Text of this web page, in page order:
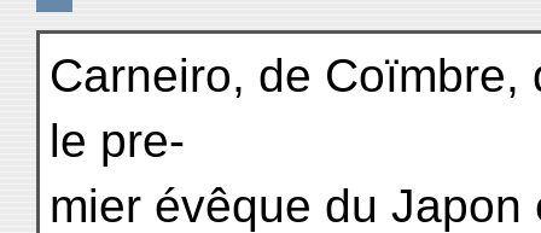
Carneiro, de
le pre-
mier évêque du